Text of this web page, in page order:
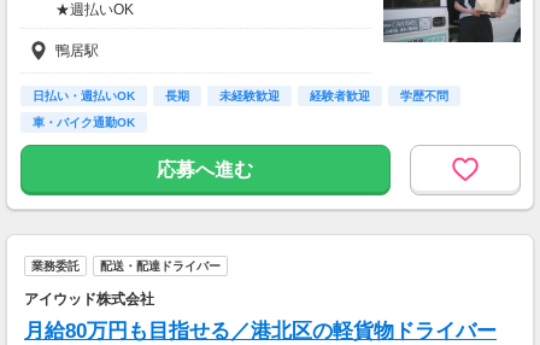
★週払いOK
お気軽にご相談ください♪
★繁忙期には
インセンティブの支給もあり！
⇒7/8～7/21までの2週間については
＝＝＝＝＝＝＝＝＝＝＝
手数料やロイヤリティは
＝＝＝＝＝＝＝＝＝＝＝
月収45
鴨居駅
日払い・週払いOK 長期 未経験歓迎 経験者歓迎
学歴不問
車・バイク通勤OK
応募へ進む
業務委託 配送・配達ドライバー
アイウッド株式会社
月給80万円も目指せる／港北区の軽貨物ドライバー